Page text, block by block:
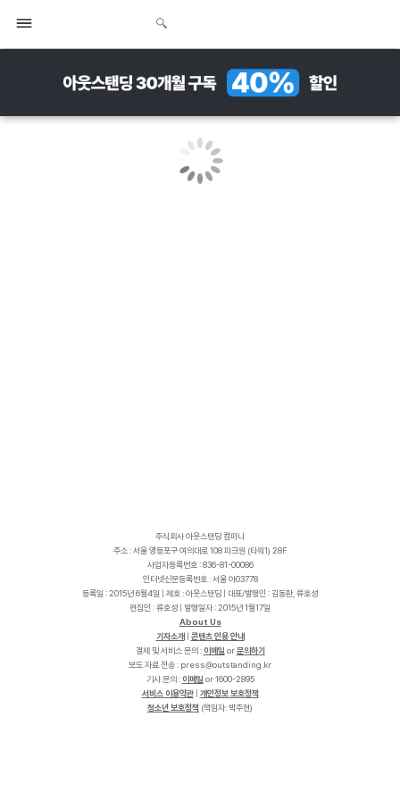
주식회사 아웃스탠딩 컴퍼니
주소 : 서울 영등포구 여의대로 108 파크원 (타워1) 28F
사업자등록번호 : 836-81-00086
인터넷신문등록번호 : 서울 아03778
등록일 : 2015년 6월4일 | 제호 : 아웃스탠딩 | 대표/발행인 : 김동환, 류호성
편집인 : 류호성 | 발행일자 : 2015년 1월17일
About Us
기자소개
콘텐츠 인용 안내
결제 및 서비스 문의 : 이메일 or문의하기
보도 자료 전송 :
r
k
.
g
n
i
d
n
a
t
s
t
u
o
@
s
s
e
r
p
기사 문의 : 이메일 or 1600-2895
서비스 이용약관| 개인정보 보호정책
청소년 보호정책 (책임자: 박주현)